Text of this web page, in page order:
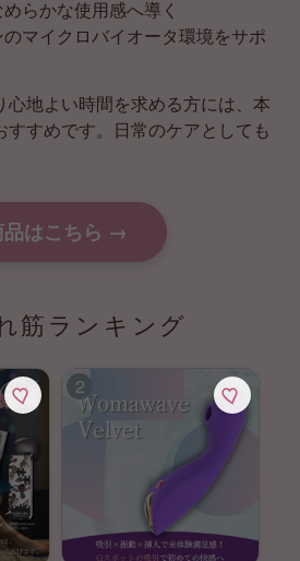
らかな使用感へ導く
マイクロバイオータ環境をサポ
心地よい時間を求める方には、本
すめです。日常のケアとしても
品はこちら →
筋ランキング